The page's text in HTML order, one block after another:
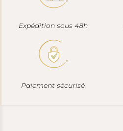
Expédition sous 48h
Paiement sécurisé